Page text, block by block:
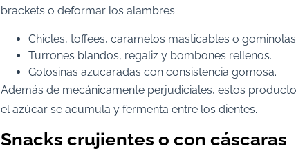
brackets o deformar los alambres.
Chicles, toffees, caramelos masticables o
Turrones blandos, regaliz y bombones rellenos.
Golosinas azucaradas con consistencia gomosa.
Además de mecánicamente perjudiciales, estos
el azúcar se acumula y fermenta entre los dientes.
Snacks crujientes o con cáscaras